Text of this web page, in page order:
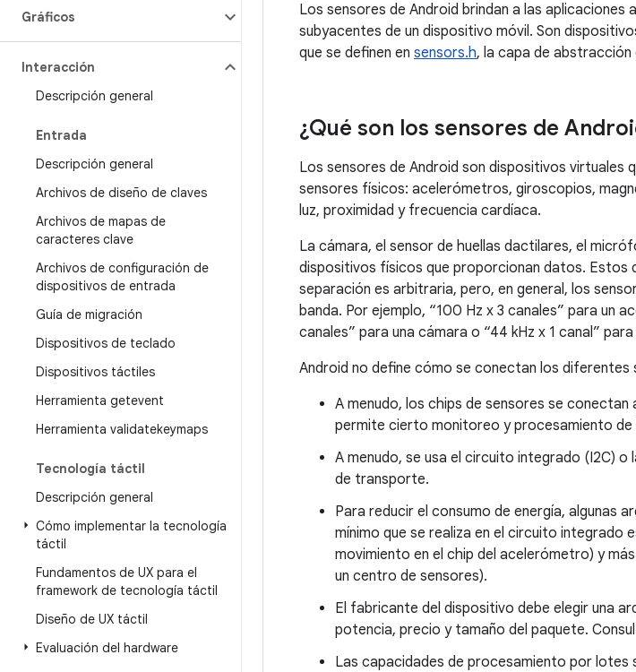
Gráficos
Interacción
Descripción general
Entrada
Descripción general
Archivos de diseño de claves
Archivos de mapas de
caracteres clave
Archivos de configuración de
dispositivos de entrada
Guía de migración
Dispositivos de teclado
Dispositivos táctiles
Herramienta getevent
Herramienta validatekeymaps
Tecnología táctil
Descripción general
Cómo implementar la tecnología
táctil
Fundamentos de UX para el
framework de tecnología táctil
Diseño de UX táctil
Evaluación del hardware
Los sensores de Android brindan a las
subyacentes de un dispositivo móvil. Son
que se definen en sensors.h, la capa de abstracción
¿Qué son los sensores de
Los sensores de Android son dispositivos virtuales
sensores físicos: acelerómetros, giroscopios,
luz, proximidad y frecuencia cardíaca.
La cámara, el sensor de huellas dactilares, el
dispositivos físicos que proporcionan datos. Estos
separación es arbitraria, pero, en general, los
banda. Por ejemplo, “100 Hz x 3 canales” para un
canales” para una cámara o “44 kHz x 1 canal”
Android no define cómo se conectan los diferentes
A menudo, los chips de sensores se conectan
permite cierto monitoreo y procesamiento
A menudo, se usa el circuito integrado (I2C)
de transporte.
Para reducir el consumo de energía, algunas
mínimo que se realiza en el circuito integrado
movimiento en el chip del acelerómetro) y
un centro de sensores).
El fabricante del dispositivo debe elegir una
potencia, precio y tamaño del paquete.
Las capacidades de procesamiento por